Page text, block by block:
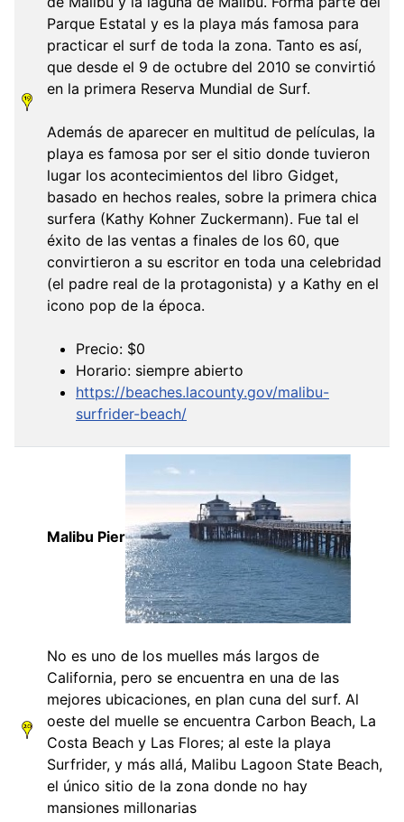
Parque Estatal y es la playa más famosa para
practicar el surf de toda la zona. Tanto es así,
que desde el 9 de octubre del 2010 se convirtió
en la primera Reserva Mundial de Surf.
Además de aparecer en multitud de películas, la
playa es famosa por ser el sitio donde tuvieron
lugar los acontecimientos del libro Gidget,
basado en hechos reales, sobre la primera chica
surfera (Kathy Kohner Zuckermann). Fue tal el
éxito de las ventas a finales de los 60, que
convirtieron a su escritor en toda una celebridad
(el padre real de la protagonista) y a Kathy en el
icono pop de la época.
Precio: $0
Horario: siempre abierto
https://beaches.lacounty.gov/malibu-
surfrider-beach/
Malibu Pier
No es uno de los muelles más largos de
California, pero se encuentra en una de las
mejores ubicaciones, en plan cuna del surf. Al
oeste del muelle se encuentra Carbon Beach, La
Costa Beach y Las Flores; al este la playa
Surfrider, y más allá, Malibu Lagoon State Beach,
el único sitio de la zona donde no hay
mansiones millonarias